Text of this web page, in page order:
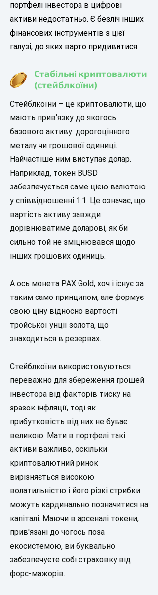
портфелі інвестора в цифрові
активи недостатньо. Є безліч інших
фінансових інструментів з цієї
галузі, до яких варто придивитися.
Стабільні криптовалюти
(стейблкоїни)
Стейблкоїни – це криптовалюти, що
мають прив'язку до якогось
базового активу: дорогоцінного
металу чи грошової одиниці.
Найчастіше ним виступає долар.
Наприклад, токен BUSD
забезпечується саме цією валютою
у співвідношенні 1:1. Це означає, що
вартість активу завжди
дорівнюватиме доларові, як би
сильно той не зміцнювався щодо
інших грошових одиниць.
А ось монета PAX Gold, хоч і існує за
таким само принципом, але формує
свою ціну відносно вартості
тройської унції золота, що
знаходиться в резервах.
Стейблкоїни використовуються
переважно для збереження грошей
інвестора від факторів тиску на
зразок інфляції, тоді як
прибутковість від них не буває
великою. Мати в портфелі такі
активи важливо, оскільки
криптовалютний ринок
вирізняється високою
волатильністю і його різкі стрибки
можуть кардинально позначитися на
капіталі. Маючи в арсеналі токени,
прив'язані до чогось поза
екосистемою, ви буквально
забезпечуєте собі страховку від
форс-мажорів.